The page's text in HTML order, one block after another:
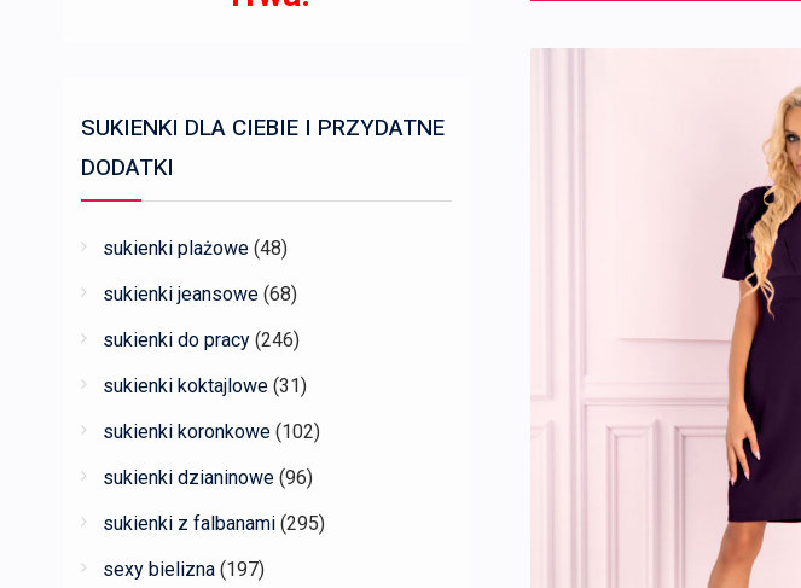
SUKIENKI DLA CIEBIE I PRZYDATNE
DODATKI
sukienki plażowe (48)
sukienki jeansowe (68)
sukienki do pracy (246)
sukienki koktajlowe (31)
sukienki koronkowe (102)
sukienki dzianinowe (96)
sukienki z falbanami (295)
sexy bielizna (197)